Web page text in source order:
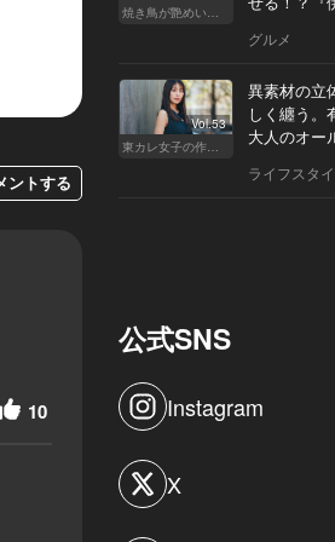
ントする
10
焼き鳥が艶めいてきた
グルメ
Vol.53
東カレ女子の作り方
異素材の立
しく纏う。
大人のオー
ライフスタ
公式SNS
Instagram
X